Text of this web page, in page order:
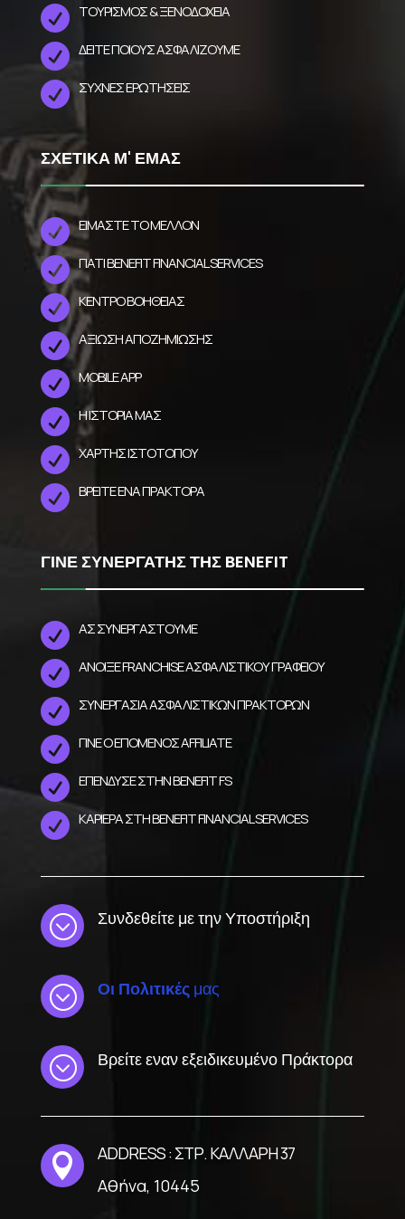
 ΤΟΥΡΙΣΜΟΣ & ΞΕΝΟΔΟΧΕΙΑ
 ΔΕΙΤΕ ΠΟΙΟΥΣ ΑΣΦΑΛΙΖΟΥΜΕ
 ΣΥΧΝΕΣ ΕΡΩΤΗΣΕΙΣ
ΣΧΕΤΙΚΑ Μ' ΕΜΑΣ
 ΕΙΜΑΣΤΕ ΤΟ ΜΕΛΛΟΝ
 ΓΙΑΤΙ BENEFIT FINANCIAL SERVICES
 ΚΕΝΤΡΟ ΒΟΗΘΕΙΑΣ
 ΑΞΙΩΣΗ ΑΠΟΖΗΜΙΩΣΗΣ
 MOBILE APP
 Η ΙΣΤΟΡΙΑ ΜΑΣ
 ΧΑΡΤΗΣ ΙΣΤΟΤΟΠΟΥ
 ΒΡΕΙΤΕ ΕΝΑ ΠΡΑΚΤΟΡΑ
ΓΙΝΕ ΣΥΝΕΡΓΑΤΗΣ ΤΗΣ BENEFIT
 ΑΣ ΣΥΝΕΡΓΑΣΤΟΥΜΕ
 ΆΝΟΙΞΕ FRANCHISE ΑΣΦΑΛΙΣΤΙΚΟΎ ΓΡΑΦΕΊΟΥ
 ΣΥΝΕΡΓΑΣΊΑ ΑΣΦΑΛΙΣΤΙΚΏΝ ΠΡΑΚΤΌΡΩΝ
 ΓΊΝΕ Ο ΕΠΌΜΕΝΟΣ AFFILIATE
 ΕΠΈΝΔΥΣΕ ΣΤΗΝ BENEFIT FS
 ΚΑΡΙΕΡΑ ΣΤΗ BENEFIT FINANCIAL SERVICES
; Συνδεθείτε με την Υποστήριξη
; Οι Πολιτικέςμας
; Βρείτε εναν εξειδικευμένο Πράκτορα

ADDRESS : ΣΤΡ. ΚΑΛΛΑΡΗ 37
Αθήνα, 10445